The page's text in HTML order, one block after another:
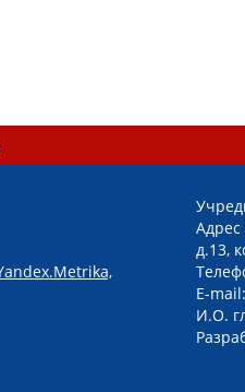
Адрес
д.13,
E-
И.О.